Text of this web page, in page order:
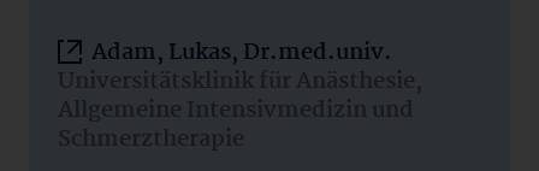
Adam, Lukas, Dr.med.univ.
Universitätsklinik für Anästhesie,
Allgemeine Intensivmedizin und
Schmerztherapie